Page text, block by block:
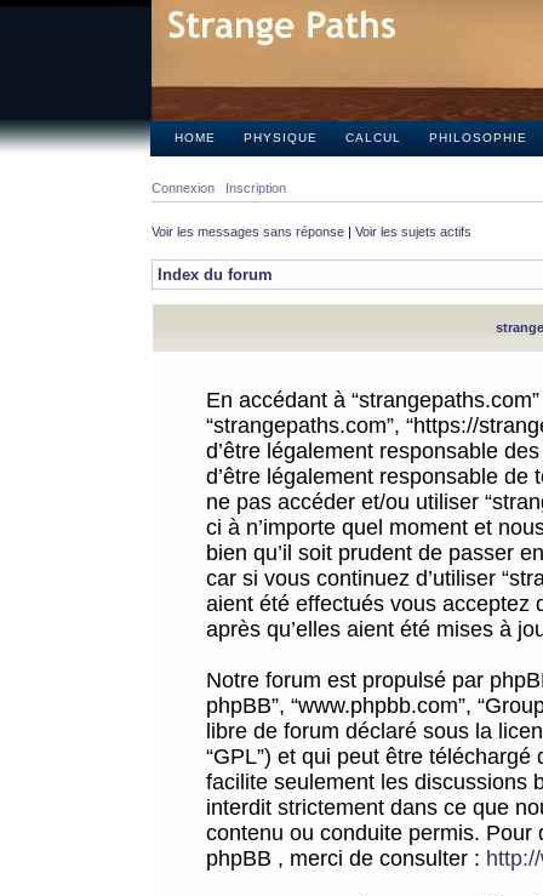
HOME PHYSIQUE CALCUL PHILOSOPHIE
Connexion Inscription
Voir les messages sans réponse | Voir les sujets actifs
Index du forum
En accédant à
“strangepaths.com”, “https://
d’être légalement responsable
d’être légalement responsable
ne pas accéder et/ou utiliser
ci à n’importe quel moment et
bien qu’il soit prudent de passer
car si vous continuez d’utiliser
aient été effectués vous acceptez
après qu’elles aient été mises à
Notre forum est propulsé par
phpBB”, “www.phpbb.com”,
libre de forum déclaré sous la
“GPL”) et qui peut être téléchargé
facilite seulement les discussions
interdit strictement dans ce que
contenu ou conduite permis.
phpBB , merci de consulter :